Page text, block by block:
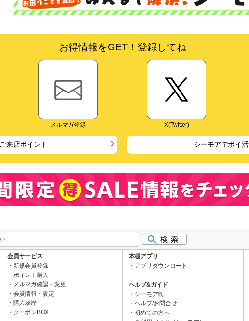
お得情報をGET！登録してね
メルマガ登録 X(Twitter)
ご来店ポイント シーモアでポイ活
会員サービス
新規会員登録
ポイント購入
メルマガ確認・変更
会員情報・設定
購入履歴
クーポンBOX
本棚アプリ
アプリダウンロード
ヘルプ&ガイド
シーモア島
ヘルプ/お問合せ
初めての方へ